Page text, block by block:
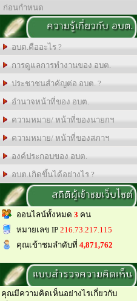
ก่อนกำหนด
ความรู้เกี่ยวกับ อบต.
อบต.คืออะไร ?
การดูแลการทำงานของ อบต.
ประชาชนสำคัญต่อ อบต. ?
อำนาจหน้าที่ของ อบต.
ความหมาย/ หน้าที่ของนายกฯ
ความหมาย/ หน้าที่ของสภาฯ
องค์ประกอบของ อบต.
อบต.เกิดขึ้นได้อย่างไร ?
สถิติผู้เข้าชมเว็บไซต์
ออนไลน์ทั้งหมด 3 คน
หมายเลข IP 216.73.217.115
คุณเข้าชมลำดับที่ 4,871,762
แบบสำรวจความคิดเห็น
คุณมีความคิดเห็นอย่างไรเกี่ยวกับ